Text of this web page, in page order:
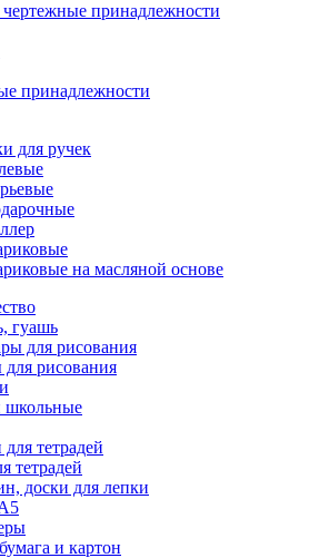
принадлежности
принадлежности
для ручек
на масляной основе
гуашь
для рисования
рисования
школьные
тетрадей
тетрадей
доски для лепки
и картон